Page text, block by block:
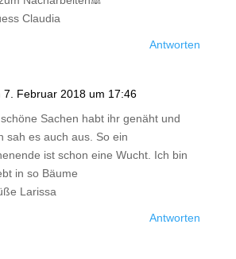
Claudia
Antworten
7. Februar 2018 um 17:46
Sachen habt ihr genäht und
sah es auch aus. So ein
ist schon eine Wucht. Ich bin
in so Bäume
Larissa
Antworten